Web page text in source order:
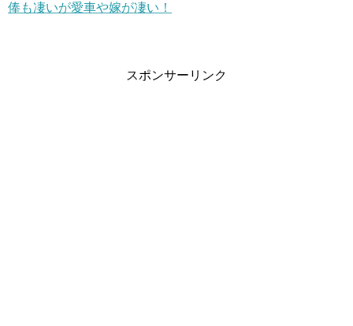
俸も凄いが愛車や嫁が凄い！
スポンサーリンク